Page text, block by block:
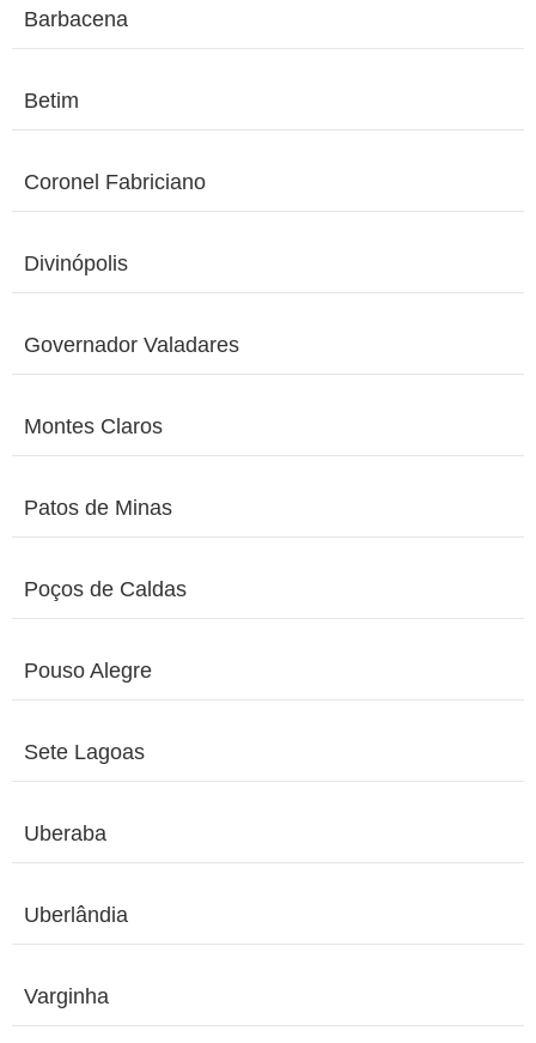
Barbacena
Betim
Coronel Fabriciano
Divinópolis
Governador Valadares
Montes Claros
Patos de Minas
Poços de Caldas
Pouso Alegre
Sete Lagoas
Uberaba
Uberlândia
Varginha